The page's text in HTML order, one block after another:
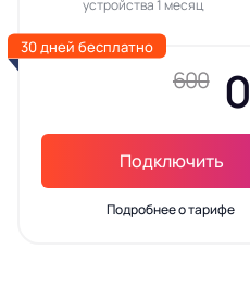
устройства 1 месяц
600 0
Подключить
Подробнее о тарифе
30 дней бесплатно